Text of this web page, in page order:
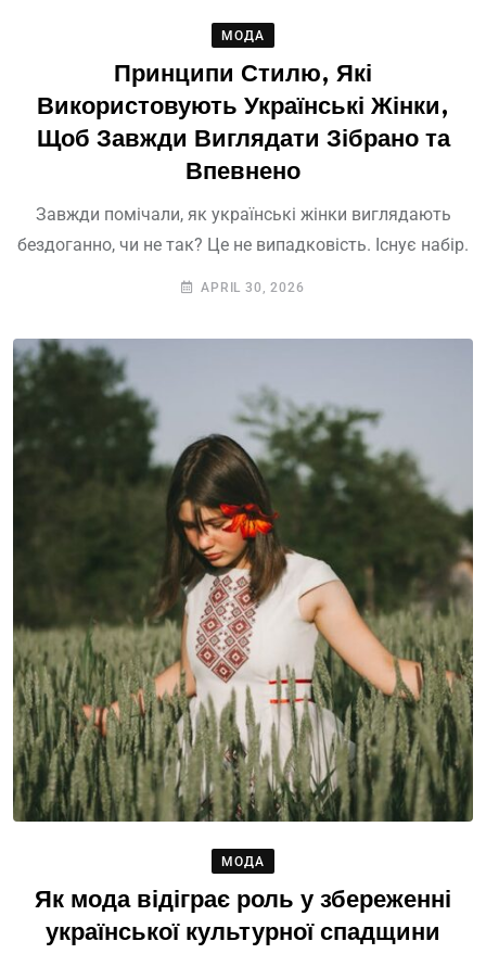
МОДА
Принципи Стилю, Які
Використовують Українські Жінки,
Щоб Завжди Виглядати Зібрано та
Впевнено
Завжди помічали, як українські жінки виглядають
бездоганно, чи не так? Це не випадковість. Існує набір.
APRIL 30, 2026
МОДА
Як мода відіграє роль у збереженні
української культурної спадщини